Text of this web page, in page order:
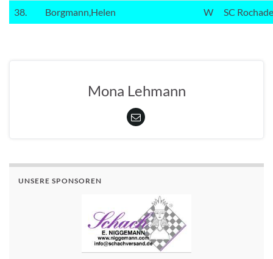
38. Borgmann,Helen W SC
Mona Lehmann
UNSERE SPONSOREN